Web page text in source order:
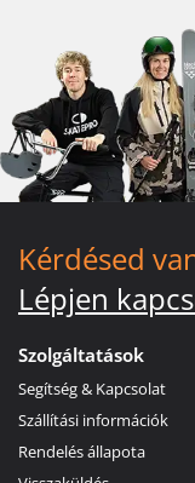
Kérdésed
Lépjen
Szolgáltatások
Segítség & Kapcsolat
Szállítási információk
Rendelés állapota